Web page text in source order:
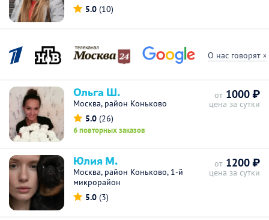
5.0 (10)
О нас говорят »
Ольга Ш.
Москва, район Коньково
5.0 (26)
6 повторных заказов
от 1000 ₽
цена за сутки
Юлия М.
Москва, район Коньково, 1-й
микрорайон
5.0 (3)
от 1200 ₽
цена за сутки